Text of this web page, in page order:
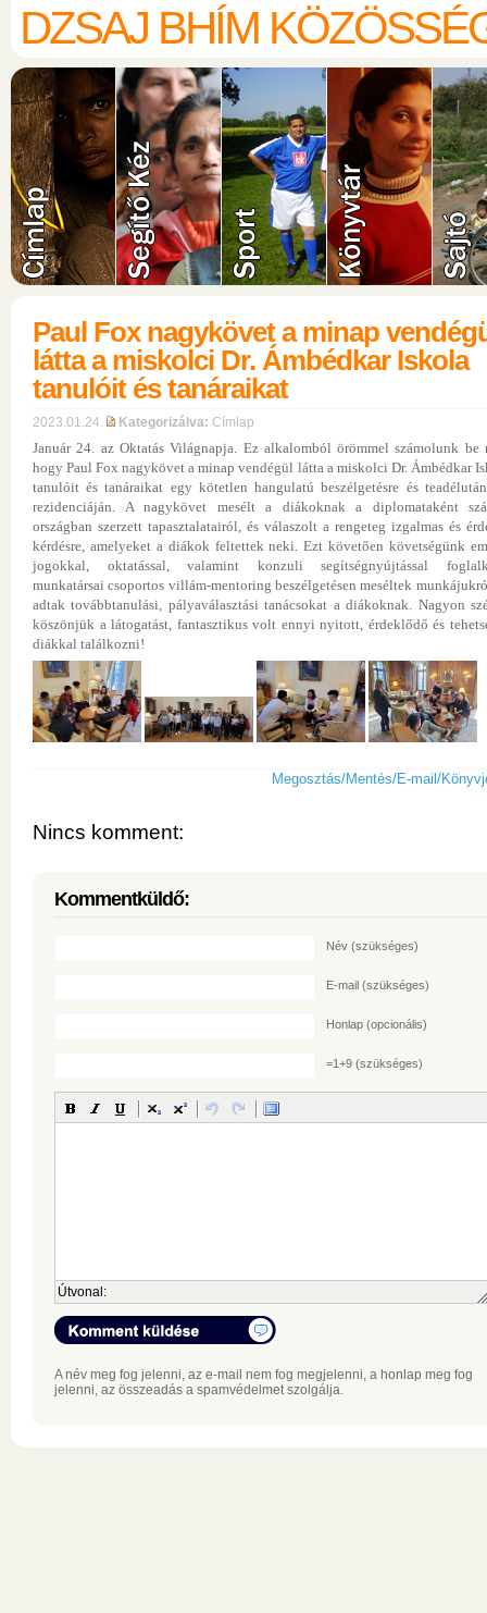
DZSAJ BHÍM
Paul Fox nagykövet a minap
látta a miskolci Dr. Ámbédkar Iskola
tanulóit és tanáraikat
2023.01.24. Kategorizálva: Címlap
Január 24. az Oktatás Világnapja. Ez alkalomból örömmel számolunk be
hogy Paul Fox nagykövet a minap vendégül látta a miskolci Dr. Ámbédkar
tanulóit és tanáraikat egy kötetlen hangulatú beszélgetésre és
rezidenciáján. A nagykövet mesélt a diákoknak a diplomataként
országban szerzett tapasztalatairól, és válaszolt a rengeteg izgalmas és
kérdésre, amelyeket a diákok feltettek neki. Ezt követően követségünk
jogokkal, oktatással, valamint konzuli segítségnyújtással
munkatársai csoportos villám-mentoring beszélgetésen meséltek
adtak továbbtanulási, pályaválasztási tanácsokat a diákoknak. Nagyon
köszönjük a látogatást, fantasztikus volt ennyi nyitott, érdeklődő és
diákkal találkozni!
Megosztás/Mentés/E-mail/
Nincs komment:
Kommentküldő:
Név (szükséges)
E-mail (szükséges)
Honlap (opcionális)
=1+9 (szükséges)
Útvonal:
A név meg fog jelenni, az e-mail nem fog megjelenni, a honlap meg fog
jelenni, az összeadás a spamvédelmet szolgálja.